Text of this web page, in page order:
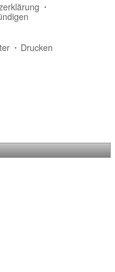
Drucken